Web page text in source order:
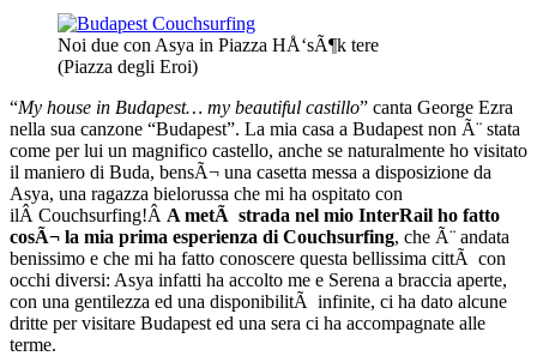
Noi due con Asya in Piazza HÅ‘sÃ¶k tere
(Piazza degli Eroi)
“My house in Budapest… my beautiful castillo” canta George Ezra
nella sua canzone “Budapest”. La mia casa a Budapest non Ã¨ stata
come per lui un magnifico castello, anche se naturalmente ho visitato
il maniero di Buda, bensÃ¬ una casetta messa a disposizione da
Asya, una ragazza bielorussa che mi ha ospitato con
ilÂ Couchsurfing!Â A metÃ strada nel mio InterRail ho fatto
cosÃ¬ la mia prima esperienza di Couchsurfing, che Ã¨ andata
benissimo e che mi ha fatto conoscere questa bellissima cittÃ con
occhi diversi: Asya infatti ha accolto me e Serena a braccia aperte,
con una gentilezza ed una disponibilitÃ infinite, ci ha dato alcune
dritte per visitare Budapest ed una sera ci ha accompagnate alle
terme.